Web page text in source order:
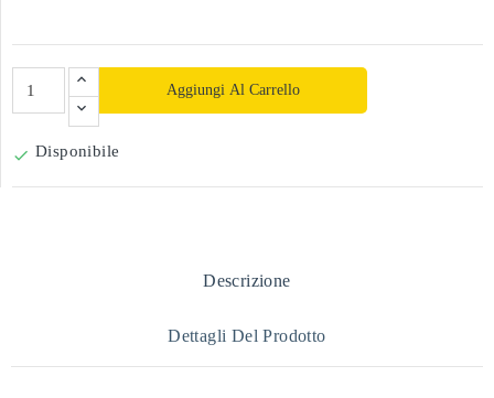
Aggiungi Al Carrello
 Disponibile
Descrizione
Dettagli Del Prodotto